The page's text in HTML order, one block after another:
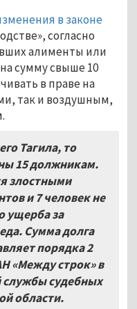
в законе
согласно
алименты или
сумму свыше 10
в праве на
так и воздушным,
Тагила, то
15 должникам.
злостными
и 7 человек не
ущерба за
Сумма долга
порядка 2
«Между строк» в
службы судебных
области.